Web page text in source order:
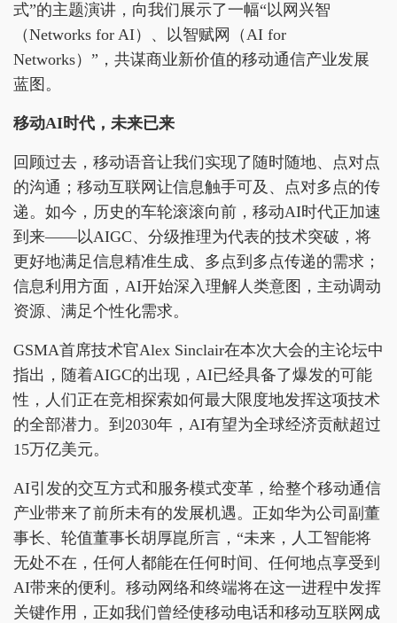
式”的主题演讲，向我们展示了一幅“以网兴智
（Networks for AI）、以智赋网（AI for
Networks）”，共谋商业新价值的移动通信产业发展
蓝图。
移动AI时代，未来已来
回顾过去，移动语音让我们实现了随时随地、点对点
的沟通；移动互联网让信息触手可及、点对多点的传
递。如今，历史的车轮滚滚向前，移动AI时代正加速
到来——以AIGC、分级推理为代表的技术突破，将
更好地满足信息精准生成、多点到多点传递的需求；
信息利用方面，AI开始深入理解人类意图，主动调动
资源、满足个性化需求。
GSMA首席技术官Alex Sinclair在本次大会的主论坛中
指出，随着AIGC的出现，AI已经具备了爆发的可能
性，人们正在竞相探索如何最大限度地发挥这项技术
的全部潜力。到2030年，AI有望为全球经济贡献超过
15万亿美元。
AI引发的交互方式和服务模式变革，给整个移动通信
产业带来了前所未有的发展机遇。正如华为公司副董
事长、轮值董事长胡厚崑所言，“未来，人工智能将
无处不在，任何人都能在任何时间、任何地点享受到
AI带来的便利。移动网络和终端将在这一进程中发挥
关键作用，正如我们曾经使移动电话和移动互联网成